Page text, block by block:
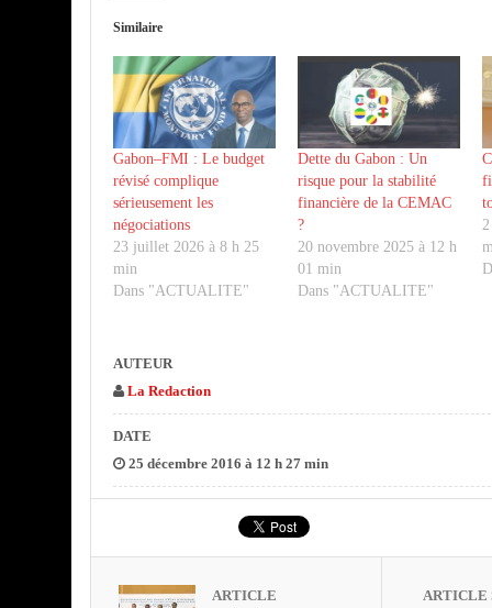
Similaire
Gabon–FMI : Le budget
révisé complique
sérieusement les
négociations
23 juillet 2026 à 8 h 25
min
Dans "ACTUALITE"
Dette du Gabon : Un
risque pour la stabilité
financière de la CEMAC
?
20 novembre 2025 à 12 h
01 min
Dans "ACTUALITE"
AUTEUR
La Redaction
DATE
25 décembre 2016 à 12 h 27 min
ARTICLE
ARTICLE